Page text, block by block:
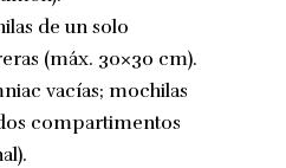
de un solo
(máx. 30×30 cm).
vacías; mochilas
compartimentos